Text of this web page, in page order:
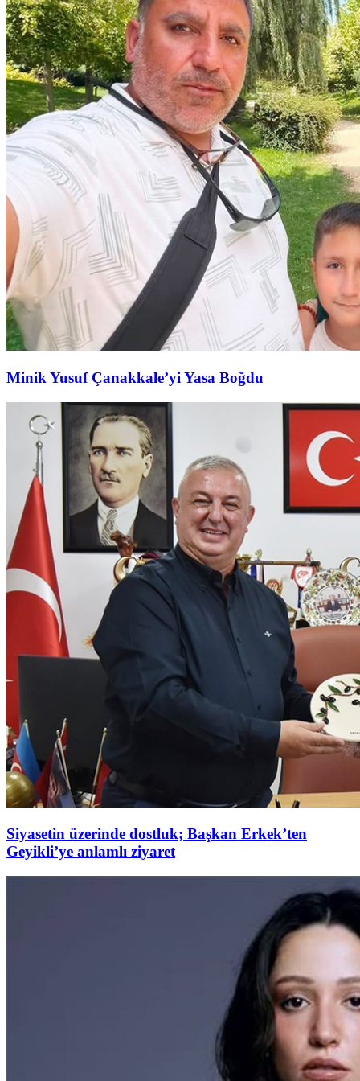
Minik Yusuf Çanakkale’yi Yasa Boğdu
Siyasetin üzerinde dostluk; Başkan Erkek’ten
Geyikli’ye anlamlı ziyaret